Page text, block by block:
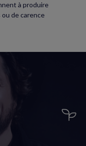
à produire
de carence